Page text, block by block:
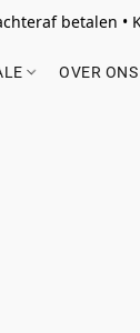
betalen
OVER ONS